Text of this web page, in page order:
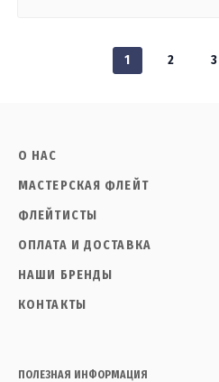
1 2 3
О НАС
МАСТЕРСКАЯ ФЛЕЙТ
ФЛЕЙТИСТЫ
ОПЛАТА И ДОСТАВКА
НАШИ БРЕНДЫ
КОНТАКТЫ
ПОЛЕЗНАЯ ИНФОРМАЦИЯ